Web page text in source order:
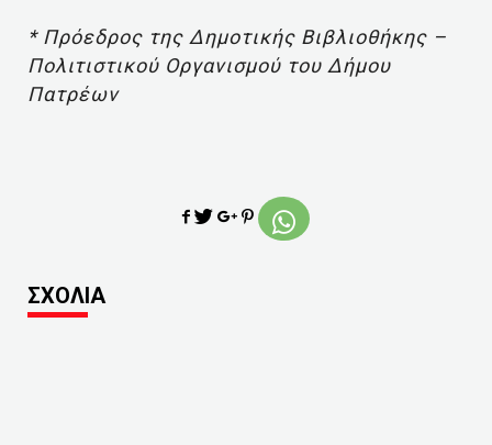
* Πρόεδρος της Δημοτικής Βιβλιοθήκης –
Πολιτιστικού Οργανισμού του Δήμου
Πατρέων
ΣΧΟΛΙΑ